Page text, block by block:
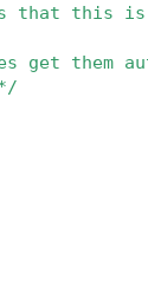
that this is
get them
*/